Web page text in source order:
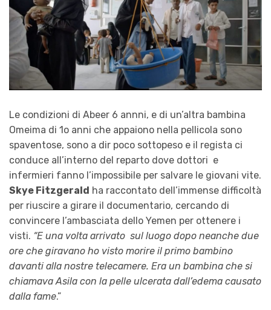
Le condizioni di Abeer 6 annni, e di un’altra bambina
Omeima di 1o anni che appaiono nella pellicola sono
spaventose, sono a dir poco sottopeso e il regista ci
conduce all’interno del reparto dove dottori e
infermieri fanno l’impossibile per salvare le giovani vite.
Skye Fitzgerald ha raccontato dell’immense difficoltà
per riuscire a girare il documentario, cercando di
convincere l’ambasciata dello Yemen per ottenere i
visti. “E una volta arrivato sul luogo dopo neanche due
ore che giravano ho visto morire il primo bambino
davanti alla nostre telecamere. Era un bambina che si
chiamava Asila con la pelle ulcerata dall’edema causato
dalla fame.”